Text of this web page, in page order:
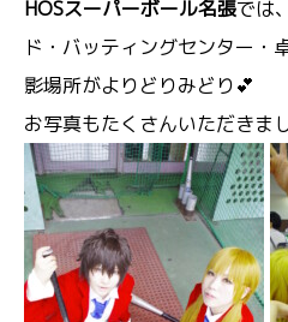
HOSスーパーボール名張では
ド・バッティングセンター・
影場所がよりどりみどり💕
お写真もたくさんいただき